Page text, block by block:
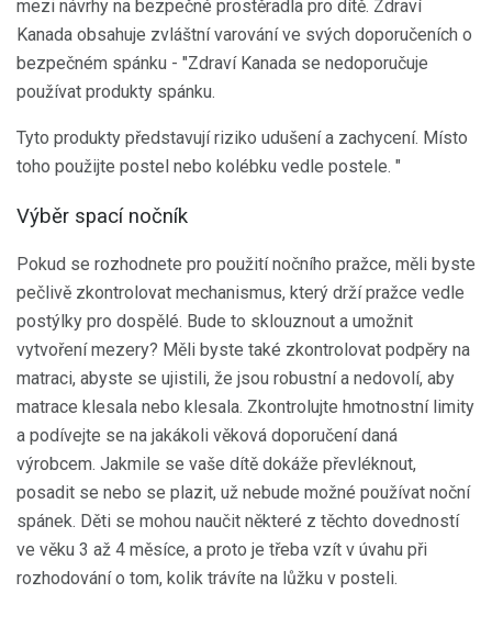
mezi návrhy na bezpečné prostěradla pro dítě. Zdraví
Kanada obsahuje zvláštní varování ve svých doporučeních o
bezpečném spánku - "Zdraví Kanada se nedoporučuje
používat produkty spánku.
Tyto produkty představují riziko udušení a zachycení. Místo
toho použijte postel nebo kolébku vedle postele. "
Výběr spací nočník
Pokud se rozhodnete pro použití nočního pražce, měli byste
pečlivě zkontrolovat mechanismus, který drží pražce vedle
postýlky pro dospělé. Bude to sklouznout a umožnit
vytvoření mezery? Měli byste také zkontrolovat podpěry na
matraci, abyste se ujistili, že jsou robustní a nedovolí, aby
matrace klesala nebo klesala. Zkontrolujte hmotnostní limity
a podívejte se na jakákoli věková doporučení daná
výrobcem. Jakmile se vaše dítě dokáže převléknout,
posadit se nebo se plazit, už nebude možné používat noční
spánek. Děti se mohou naučit některé z těchto dovedností
ve věku 3 až 4 měsíce, a proto je třeba vzít v úvahu při
rozhodování o tom, kolik trávíte na lůžku v posteli.